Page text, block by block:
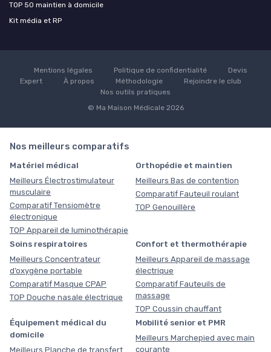
TOP 50 maintien à domicile
Kit média et RP
Mentions légales Politique de confidentialité
Devis
Expert
À propos Méthodologie
Rejoindre le club
Nos outils pratiques
© Ma Maison Médicale 2026
Nos meilleurs comparatifs
Matériel médical
Meilleurs Électrostimulateur
musculaire
Comparatif Tensiomètre
électronique
TOP Appareil de luminothérapie
Orthopédie et maintien
Meilleurs Bas de contention
Comparatif Fauteuil roulant
TOP Genouillère
Soins respiratoires
Meilleurs Concentrateur
d’oxygène portable
Comparatif Masque CPAP
TOP Douche nasale électrique
Confort et thermothérapie
Meilleurs Appareil de massage
électrique
Comparatif Fauteuils de
massage
TOP Coussin chauffant
Équipement médical du
domicile
Meilleurs Planche de transfert
Mobilité senior et PMR
Meilleurs Marchepied avec main
courante